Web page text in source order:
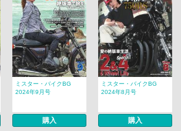
ミスター・バイクBG
2024年9月号
購入
ミスター・バイクBG
2024年8月号
購入